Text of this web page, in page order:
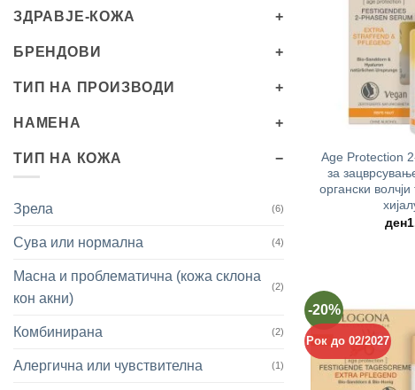
ЗДРАВЈЕ-КОЖА
БРЕНДОВИ
ТИП НА ПРОИЗВОДИ
НАМЕНА
ТИП НА КОЖА
Зрела (6)
Сува или нормална (4)
Масна и проблематична (кожа склона
кон акни)
(2)
Комбинирана (2)
Алергична или чувствителна (1)
Age Protection
за
органски
ден
-20%
Рок до 02/2027